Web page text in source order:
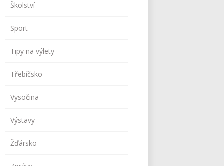
Školství
Sport
Tipy na výlety
Třebíčsko
Vysočina
Výstavy
Žďársko